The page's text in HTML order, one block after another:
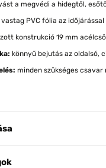
a megvédi a hidegtől,
PVC fólia az
konstrukció 19 mm
könnyű bejutás az oldalsó,
minden szükséges